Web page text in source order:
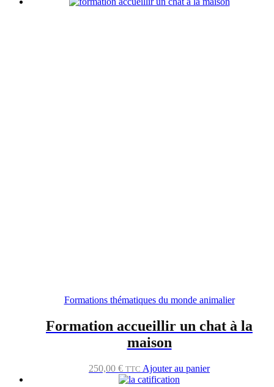
Formations thématiques du monde animalier
Formation accueillir un chat à la
maison
250,00 € TTC Ajouter au panier